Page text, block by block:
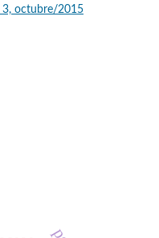
3, octubre/2015